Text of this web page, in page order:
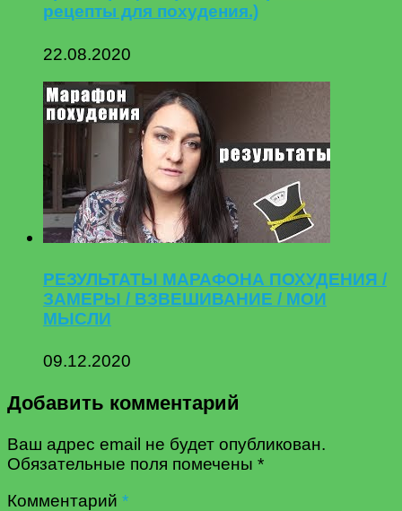
рецепты для похудения.)
22.08.2020
РЕЗУЛЬТАТЫ МАРАФОНА ПОХУДЕНИЯ /
ЗАМЕРЫ / ВЗВЕШИВАНИЕ / МОИ
МЫСЛИ
09.12.2020
Добавить комментарий
Ваш адрес email не будет опубликован.
Обязательные поля помечены *
Комментарий *